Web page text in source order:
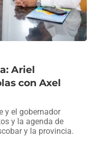
Ariel
con Axel
y el gobernador
y la agenda de
y la provincia.